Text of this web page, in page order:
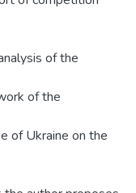
of the
of the
of Ukraine on the